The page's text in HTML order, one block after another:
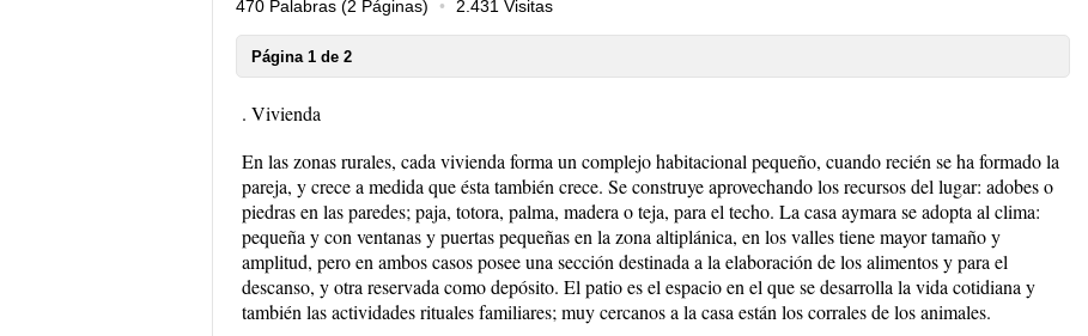
470 Palabras (2 Páginas) 2.431 Visitas
Página 1 de 2
. Vivienda
En las zonas rurales, cada vivienda forma un complejo habitacional pequeño, cuando recién se ha formado la
pareja, y crece a medida que ésta también crece. Se construye aprovechando los recursos del lugar: adobes o
piedras en las paredes; paja, totora, palma, madera o teja, para el techo. La casa aymara se adopta al clima:
pequeña y con ventanas y puertas pequeñas en la zona altiplánica, en los valles tiene mayor tamaño y
amplitud, pero en ambos casos posee una sección destinada a la elaboración de los alimentos y para el
descanso, y otra reservada como depósito. El patio es el espacio en el que se desarrolla la vida cotidiana y
también las actividades rituales familiares; muy cercanos a la casa están los corrales de los animales.